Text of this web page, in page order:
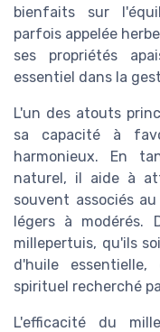
bienfaits sur
parfois appelée
ses propriétés
essentiel dans la
L'un des atouts
sa capacité à
harmonieux. En
naturel, il aide à
souvent associés
légers à modérés.
millepertuis, qu'ils
d'huile
spirituel recherché
L'efficacité du